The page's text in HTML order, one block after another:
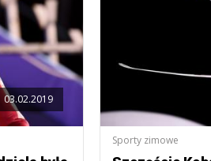
03.02.2019
Sporty zimowe